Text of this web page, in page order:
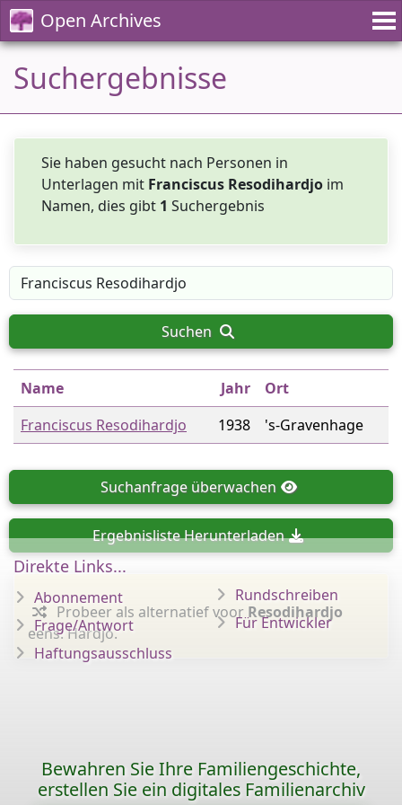
Open Archives
Suchergebnisse
Sie haben gesucht nach Personen in
Unterlagen mit Franciscus Resodihardjo im
Namen, dies gibt 1 Suchergebnis
Suchen
Name Jahr
Ort
Franciscus Resodihardjo
1938 's-Gravenhage
Suchanfrage überwachen
ErgebnislisteHerunterladen
Probeer als alternatief voor Resodihardjo
eens: Hardjo.
Direkte Links...
Abonnement
Frage/Antwort
Haftungsausschluss
Rundschreiben
Für Entwickler
Bewahren Sie Ihre Familiengeschichte,
erstellen Sie ein digitales Familienarchiv